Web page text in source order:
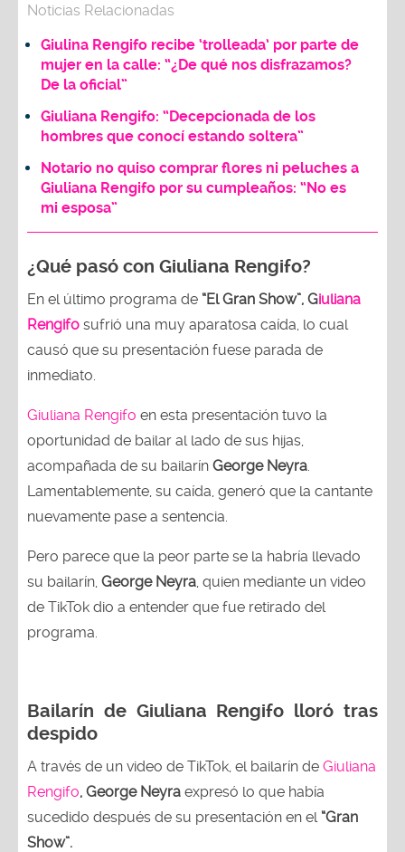
Noticias Relacionadas
Giulina Rengifo recibe ‘trolleada’ por parte de
mujer en la calle: “¿De qué nos disfrazamos?
De la oficial”
Giuliana Rengifo: “Decepcionada de los
hombres que conocí estando soltera”
Notario no quiso comprar flores ni peluches a
Giuliana Rengifo por su cumpleaños: “No es
mi esposa”
¿Qué pasó con Giuliana Rengifo?
En el último programa de “El Gran Show”, Giuliana
Rengifo sufrió una muy aparatosa caída, lo cual
causó que su presentación fuese parada de
inmediato.
Giuliana Rengifo en esta presentación tuvo la
oportunidad de bailar al lado de sus hijas,
acompañada de su bailarín George Neyra
Lamentablemente, su caída, generó que la cantante
nuevamente pase a sentencia.
Pero parece que la peor parte se la habría llevado
su bailarín, George Neyra , quien mediante un video
de TikTok dio a entender que fue retirado del
programa.
Bailarín de Giuliana Rengifo lloró tras
despido
A través de un video de TikTok, el bailarín de Giuliana
Rengifo, George Neyra expresó lo que había
sucedido después de su presentación en el “Gran
Show”.